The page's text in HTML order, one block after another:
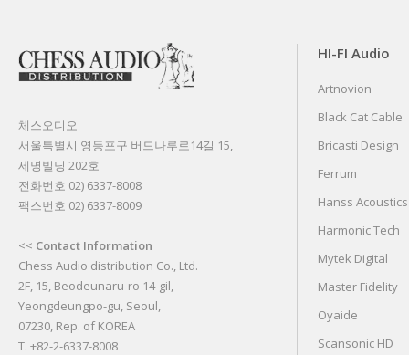
체스오디오
서울특별시 영등포구 버드나루로14길 15,
세명빌딩 202호
전화번호 02) 6337-8008
팩스번호 02) 6337-8009
<< Contact Information
Chess Audio distribution Co., Ltd.
2F, 15, Beodeunaru-ro 14-gil,
Yeongdeungpo-gu, Seoul,
07230, Rep. of KOREA
T. +82-2-6337-8008
HI-FI Audio
Artnovion
Black Cat Cable
Bricasti Design
Ferrum
Hanss Acoustics
Harmonic Tech
Mytek Digital
Master Fidelity
Oyaide
Scansonic HD